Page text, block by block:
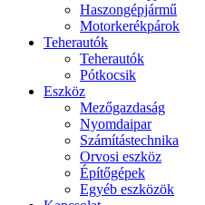
Haszongépjármű
Motorkerékpárok
Teherautók
Teherautók
Pótkocsik
Eszköz
Mezőgazdaság
Nyomdaipar
Számítástechnika
Orvosi eszköz
Építőgépek
Egyéb eszközök